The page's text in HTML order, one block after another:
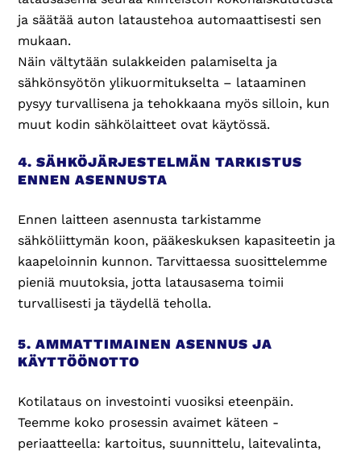
ja säätää auton lataustehoa automaattisesti sen
mukaan.
Näin vältytään sulakkeiden palamiselta ja
sähkönsyötön ylikuormitukselta – lataaminen
pysyy turvallisena ja tehokkaana myös silloin, kun
muut kodin sähkölaitteet ovat käytössä.
4. SÄHKÖJÄRJESTELMÄN TARKISTUS
ENNEN ASENNUSTA
Ennen laitteen asennusta tarkistamme
sähköliittymän koon, pääkeskuksen kapasiteetin ja
kaapeloinnin kunnon. Tarvittaessa suosittelemme
pieniä muutoksia, jotta latausasema toimii
turvallisesti ja täydellä teholla.
5. AMMATTIMAINEN ASENNUS JA
KÄYTTÖÖNOTTO
Kotilataus on investointi vuosiksi eteenpäin.
Teemme koko prosessin avaimet käteen -
periaatteella: kartoitus, suunnittelu, laitevalinta,